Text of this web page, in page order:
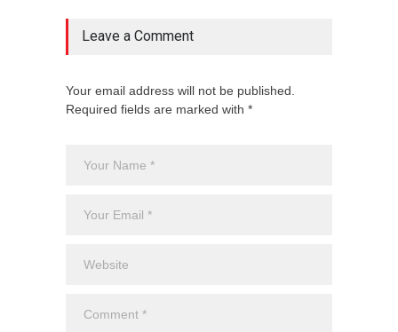
Leave a Comment
Your email address will not be published.
Required fields are marked with *